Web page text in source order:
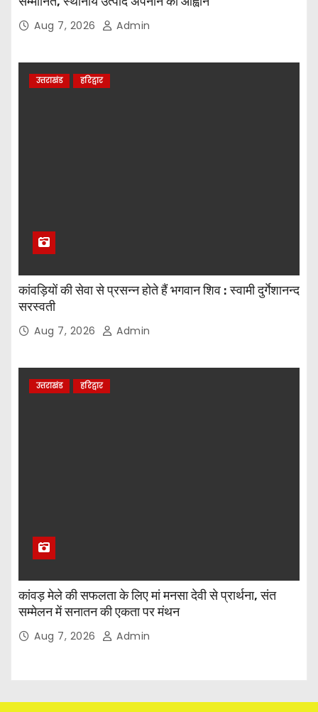
Aug 7, 2026 Admin
उत्तराखंड हरिद्वार
कांवड़ियों की सेवा से प्रसन्न होते हैं भगवान शिव : स्वामी दुर्गेशानन्द
सरस्वती
Aug 7, 2026 Admin
उत्तराखंड हरिद्वार
कांवड़ मेले की सफलता के लिए मां मनसा देवी से प्रार्थना, संत
सम्मेलन में सनातन की एकता पर मंथन
Aug 7, 2026 Admin